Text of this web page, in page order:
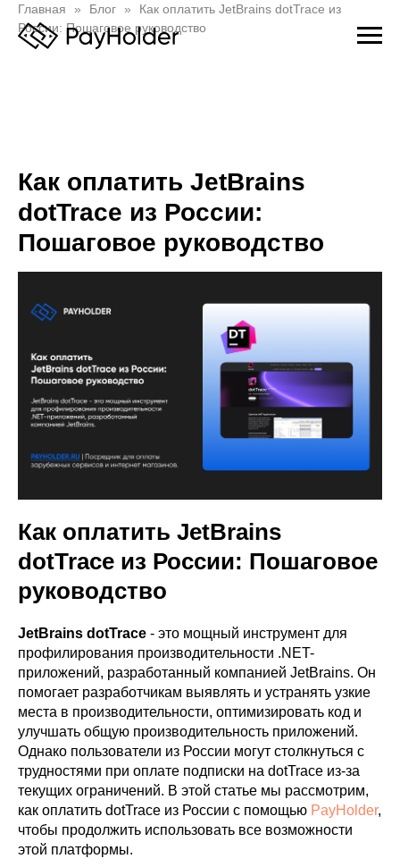
Главная Блог
Как оплатить JetBrains dotTrace из
России: Пошаговое руководство
Как оплатить JetBrains
dotTrace из России:
Пошаговое руководство
Как оплатить JetBrains
dotTrace из России: Пошаговое
руководство
JetBrains dotTrace - это мощный инструмент для
профилирования производительности .NET-
приложений, разработанный компанией JetBrains. Он
помогает разработчикам выявлять и устранять узкие
места в производительности, оптимизировать код и
улучшать общую производительность приложений.
Однако пользователи из России могут столкнуться с
трудностями при оплате подписки на dotTrace из-за
текущих ограничений. В этой статье мы рассмотрим,
как оплатить dotTrace из России с помощью PayHolder,
чтобы продолжить использовать все возможности
этой платформы.